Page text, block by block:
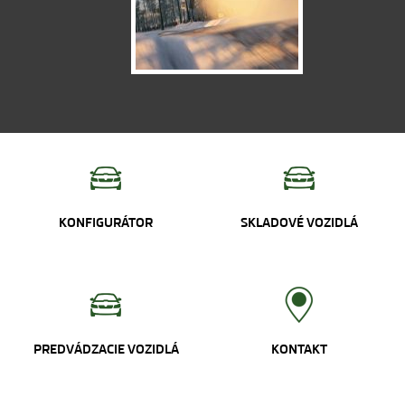
KONFIGURÁTOR SKLADOVÉ VOZIDLÁ
PREDVÁDZACIE VOZIDLÁ KONTAKT